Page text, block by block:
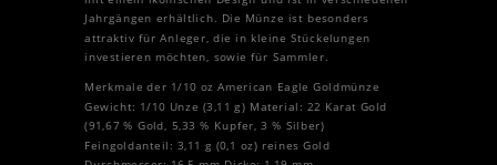
Jahrgängen erhältlich. Die Münze ist besonders
attraktiv für Anleger, die in kleine Stückelungen
investieren möchten, sowie für Sammler.
Merkmale der 1/10 oz American Eagle Goldmünze
Gewicht: 1/10 Unze (3,11 g) Material: 22 Karat Gold
(91,67 % Gold, 5,33 % Kupfer, 3 % Silber)
Feingoldanteil: 3,11 g (0,1 oz) reines Gold